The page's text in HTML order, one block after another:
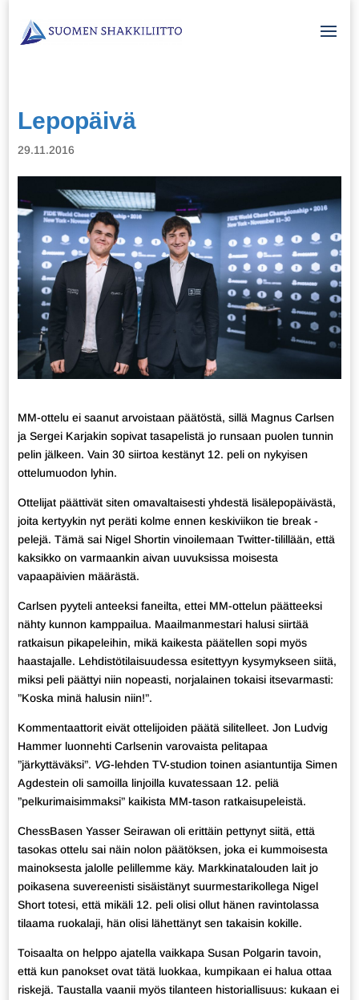
Lepopäivä
29.11.2016
MM-ottelu ei saanut arvoistaan päätöstä, sillä Magnus Carlsen
ja Sergei Karjakin sopivat tasapelistä jo runsaan puolen tunnin
pelin jälkeen. Vain 30 siirtoa kestänyt 12. peli on nykyisen
ottelumuodon lyhin.
Ottelijat päättivät siten omavaltaisesti yhdestä lisälepopäivästä,
joita kertyykin nyt peräti kolme ennen keskiviikon tie break -
pelejä. Tämä sai Nigel Shortin vinoilemaan Twitter-tilillään, että
kaksikko on varmaankin aivan uuvuksissa moisesta
vapaapäivien määrästä.
Carlsen pyyteli anteeksi faneilta, ettei MM-ottelun päätteeksi
nähty kunnon kamppailua. Maailmanmestari halusi siirtää
ratkaisun pikapeleihin, mikä kaikesta päätellen sopi myös
haastajalle. Lehdistötilaisuudessa esitettyyn kysymykseen siitä,
miksi peli päättyi niin nopeasti, norjalainen tokaisi itsevarmasti:
”Koska minä halusin niin!”.
Kommentaattorit eivät ottelijoiden päätä silitelleet. Jon Ludvig
Hammer luonnehti Carlsenin varovaista pelitapaa
”järkyttäväksi”. VG-lehden TV-studion toinen asiantuntija Simen
Agdestein oli samoilla linjoilla kuvatessaan 12. peliä
”pelkurimaisimmaksi” kaikista MM-tason ratkaisupeleistä.
ChessBasen Yasser Seirawan oli erittäin pettynyt siitä, että
tasokas ottelu sai näin nolon päätöksen, joka ei kummoisesta
mainoksesta jalolle pelillemme käy. Markkinatalouden lait jo
poikasena suvereenisti sisäistänyt suurmestarikollega Nigel
Short totesi, että mikäli 12. peli olisi ollut hänen ravintolassa
tilaama ruokalaji, hän olisi lähettänyt sen takaisin kokille.
Toisaalta on helppo ajatella vaikkapa Susan Polgarin tavoin,
että kun panokset ovat tätä luokkaa, kumpikaan ei halua ottaa
riskejä. Taustalla vaanii myös tilanteen historiallisuus: kukaan ei